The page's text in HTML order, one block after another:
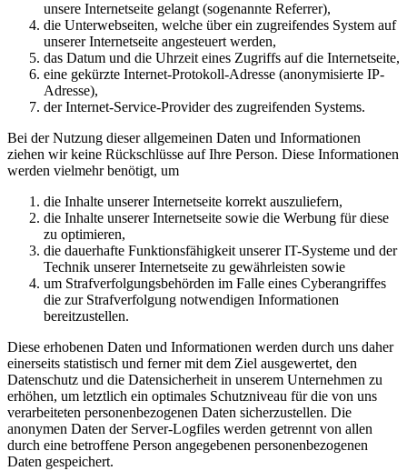
unsere Internetseite gelangt (sogenannte Referrer),
die Unterwebseiten, welche über ein zugreifendes System auf
unserer Internetseite angesteuert werden,
das Datum und die Uhrzeit eines Zugriffs auf die Internetseite,
eine gekürzte Internet-Protokoll-Adresse (anonymisierte IP-
Adresse),
der Internet-Service-Provider des zugreifenden Systems.
Bei der Nutzung dieser allgemeinen Daten und Informationen
ziehen wir keine Rückschlüsse auf Ihre Person. Diese Informationen
werden vielmehr benötigt, um
die Inhalte unserer Internetseite korrekt auszuliefern,
die Inhalte unserer Internetseite sowie die Werbung für diese
zu optimieren,
die dauerhafte Funktionsfähigkeit unserer IT-Systeme und der
Technik unserer Internetseite zu gewährleisten sowie
um Strafverfolgungsbehörden im Falle eines Cyberangriffes
die zur Strafverfolgung notwendigen Informationen
bereitzustellen.
Diese erhobenen Daten und Informationen werden durch uns daher
einerseits statistisch und ferner mit dem Ziel ausgewertet, den
Datenschutz und die Datensicherheit in unserem Unternehmen zu
erhöhen, um letztlich ein optimales Schutzniveau für die von uns
verarbeiteten personenbezogenen Daten sicherzustellen. Die
anonymen Daten der Server-Logfiles werden getrennt von allen
durch eine betroffene Person angegebenen personenbezogenen
Daten gespeichert.